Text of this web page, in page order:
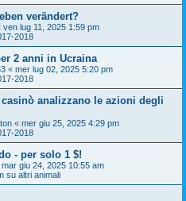
verändert?
ven lug 11, 2025 1:59 pm
2018
2 anni in Ucraina
« mer lug 02, 2025 5:20 pm
2018
analizzano le azioni degli
« mer giu 25, 2025 4:29 pm
2018
- per solo 1 $!
mar giu 24, 2025 10:55 am
su altri animali